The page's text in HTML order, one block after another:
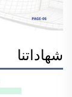
شهاداتنا